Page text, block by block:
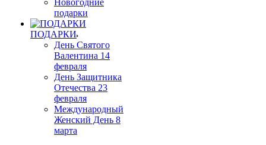
Новогодние
подарки
ПОДАРКИ
День Святого
Валентина 14
февраля
День Защитника
Отечества 23
февраля
Международный
Женский День 8
марта